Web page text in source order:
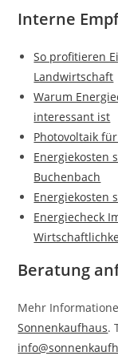
Interne
So profitieren
Landwirtschaft
Warum
interessant ist
Photovoltaik
Energiekosten
Buchenbach
Energiekosten
Energiecheck
Beratung
Mehr
Sonnenkaufhaus.